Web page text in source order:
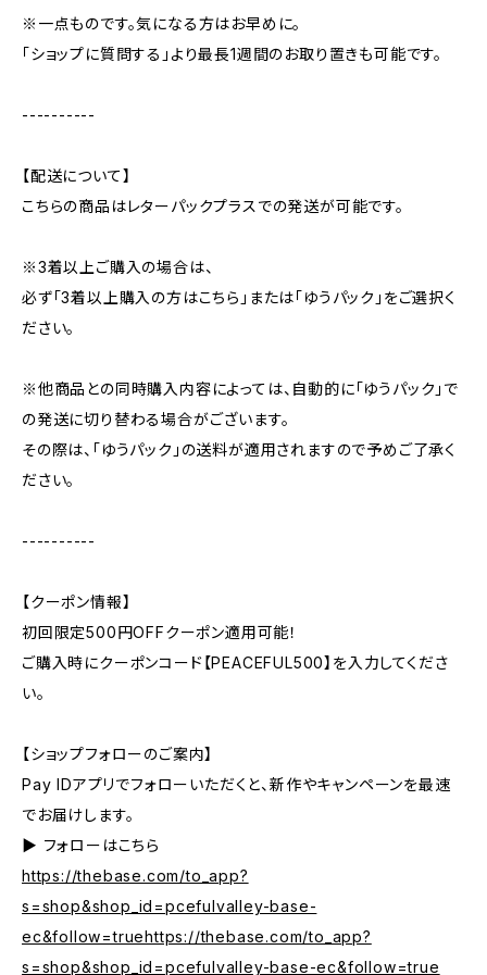
※一点ものです。気になる方はお早めに。
「ショップに質問する」より最長1週間のお取り置きも可能です。
----------
【配送について】
こちらの商品はレターパックプラスでの発送が可能です。
※3着以上ご購入の場合は、
必ず「3着以上購入の方はこちら」または「ゆうパック」をご選択く
ださい。
※他商品との同時購入内容によっては、自動的に「ゆうパック」で
の発送に切り替わる場合がございます。
その際は、「ゆうパック」の送料が適用されますので予めご了承く
ださい。
----------
【クーポン情報】
初回限定500円OFFクーポン適用可能！
ご購入時にクーポンコード【PEACEFUL500】を入力してくださ
い。
【ショップフォローのご案内】
Pay IDアプリでフォローいただくと、新作やキャンペーンを最速
でお届けします。
▶︎ フォローはこちら
https://thebase.com/to_app?
s=shop&shop_id=pcefulvalley-base-
ec&follow=truehttps://thebase.com/to_app?
s=shop&shop_id=pcefulvalley-base-ec&follow=true